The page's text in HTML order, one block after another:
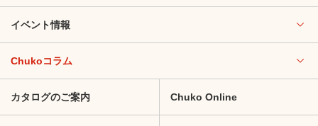
イベント情報
Chukoコラム
カタログのご案内 Chuko Online